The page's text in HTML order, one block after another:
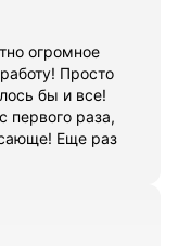
огромное
Просто
бы и все!
первого раза,
Еще раз